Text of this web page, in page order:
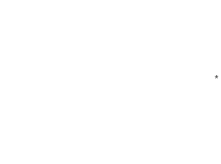
*